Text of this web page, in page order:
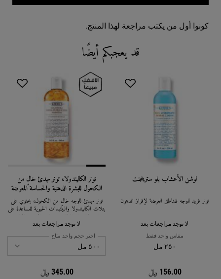
كونوا أول من يكتب مراجعة لهذا المنتج.
قد يعجبكم أيضًا
لوشن الأعشاب بلو سترينجنت
تونر فريد للوجه للمناطق العرضة لإفراز الدهون
لا توجد مراجعات بعد
مقاس واحد فقط
٢٥٠ مل
156.00 ﷼
تونر الكاليندولا، تونر مهدئ خالٍ من
الكحول للبشرة الدهنية والحساسة المعرضة
للبثور
تونر مهدئ للوجه خالٍ من الكحول، يحتوي على
بتلات الكاليندولا والببتيدات الحيوية للمساعدة على
تقليل الاحمرار الظاهر، وموازنة الزيوت الزائدة،
وتثبيت البشرة. مناسب للبشرة الدهنية والحساسة
المعرضة للبثور.
لا توجد مراجعات بعد
اختر حجم واحد متاح
345.00 ﷼